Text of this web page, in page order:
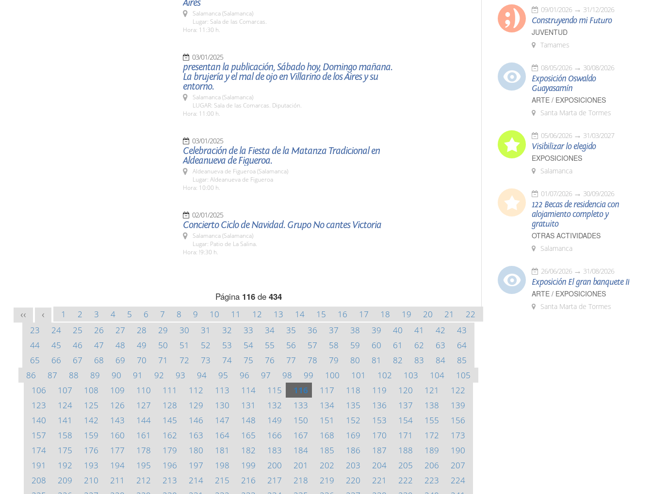
Aires
Salamanca (Salamanca)
Lugar: Sala de las Comarcas.
Hora: 11:30 h.
03/01/2025
presentan la publicación, Sábado hoy, Domingo mañana.
La brujería y el mal de ojo en Villarino de los Aires y su
entorno.
Salamanca (Salamanca)
LUGAR: Sala de las Comarcas. Diputación.
Hora: 11:00 h.
03/01/2025
Celebración de la Fiesta de la Matanza Tradicional en
Aldeanueva de Figueroa.
Aldeanueva de Figueroa (Salamanca)
Lugar: Aldeanueva de Figueroa
Hora: 10:00 h.
02/01/2025
Concierto Ciclo de Navidad. Grupo No cantes Victoria
Salamanca (Salamanca)
Lugar: Patio de La Salina.
Hora: !9:30 h.
Página 116de 434
<< < 1 2 3 4 5 6 7 8 9 10 11 12 13 14 15 16 17 18 19 20 21
22
23
24 25 26 27 28 29 30 31 32 33 34 35 36 37 38 39 40 41 42
43
44
45 46 47 48 49 50 51 52 53 54 55 56 57 58 59 60 61 62 63
64
65
66 67 68 69 70 71 72 73 74 75 76 77 78 79 80 81 82 83 84
85
86
87 88 89 90 91 92 93 94 95 96 97 98 99 100 101 102 103 104
105
106
107 108 109 110 111 112 113 114 115 116 117 118 119 120 121
122
123
124 125 126 127 128 129 130 131 132 133 134 135 136 137 138
139
140
141 142 143 144 145 146 147 148 149 150 151 152 153 154 155
156
157
158 159 160 161 162 163 164 165 166 167 168 169 170 171 172
173
174
175 176 177 178 179 180 181 182 183 184 185 186 187 188 189
190
191
192 193 194 195 196 197 198 199 200 201 202 203 204 205 206
207
208
209 210 211 212 213 214 215 216 217 218 219 220 221 222 223
224
09/01/2026 31/12/2026
Construyendo mi Futuro
JUVENTUD
Tamames
08/05/2026 30/08/2026
Exposición Oswaldo
Guayasamín
ARTE / EXPOSICIONES
Santa Marta de Tormes
05/06/2026 31/03/2027
Visibilizar lo elegido
EXPOSICIONES
Salamanca
01/07/2026 30/09/2026
122 Becas de residencia con
alojamiento completo y
gratuito
OTRAS ACTIVIDADES
Salamanca
26/06/2026 31/08/2026
Exposición El gran banquete II
ARTE / EXPOSICIONES
Santa Marta de Tormes